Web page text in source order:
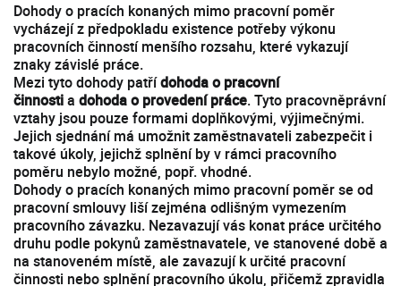
Dohody o pracích konaných mimo pracovní poměr
vycházejí z předpokladu existence potřeby výkonu
pracovních činností menšího rozsahu, které vykazují
znaky závislé práce.
Mezi tyto dohody patřídohoda o pracovní
činnostia dohoda o provedení práce. Tyto pracovněprávní
vztahy jsou pouze formami doplňkovými, výjimečnými.
Jejich sjednání má umožnit zaměstnavateli zabezpečit i
takové úkoly, jejichž splnění by v rámci pracovního
poměru nebylo možné, popř. vhodné.
Dohody o pracích konaných mimo pracovní poměr se od
pracovní smlouvy liší zejména odlišným vymezením
pracovního závazku. Nezavazují vás konat práce určitého
druhu podle pokynů zaměstnavatele, ve stanovené době a
na stanoveném místě, ale zavazují k určité pracovní
činnosti nebo splnění pracovního úkolu, přičemž zpravidla